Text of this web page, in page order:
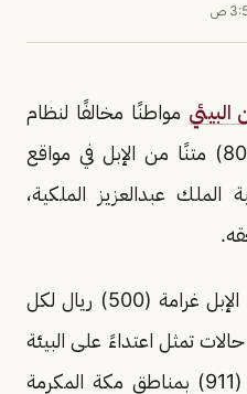
ص
البيئي مواطنًا مخالفًا لنظام
البيئة، لارتكابه مخالفة رعي (80) متنًا من الإبل في مواقع
عبدالعزيز الملكية،
وأكدت القوات أن عقوبة رعي الإبل غرامة (500) ريال لكل
تمثل اعتداءً على البيئة
أو الحياة الفطرية على الرقم (911) بمناطق مكة المكرمة